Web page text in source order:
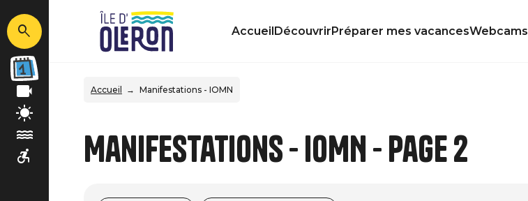
AccueilDécouvrirPréparer mes vacancesWebcams
Accueil Manifestations - IOMN
Manifestations - IOMN - Page 2